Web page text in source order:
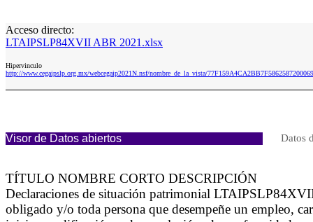
Acceso directo:
LTAIPSLP84XVII ABR 2021.xlsx
Hipervinculo
http://www.cegaipslp.org.mx/webcegaip2021N.nsf/nombre_de_la_vista/
Visor de Datos abiertos Datos
TÍTULO NOMBRE CORTO DESCRIPCIÓN
Declaraciones de situación patrimonial
obligado y/o toda persona que desempeñe un empleo,